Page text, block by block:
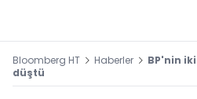
Bloomberg HT Haberler
BP'nin
düştü